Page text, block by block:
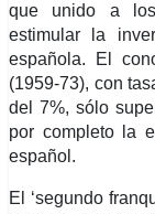
que unido a
estimular la
española.
El
(1959-73), con
del 7%, sólo
por completo la
español.
El ‘segundo